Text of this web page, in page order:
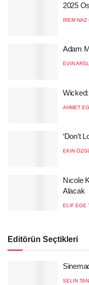
2025
İREM NAZ
Adam
EVIN
AHMET
‘Don’t
EKIN
Nıcole
Alacak
ELIF EGE
Editörün Seçtikleri
SELIN